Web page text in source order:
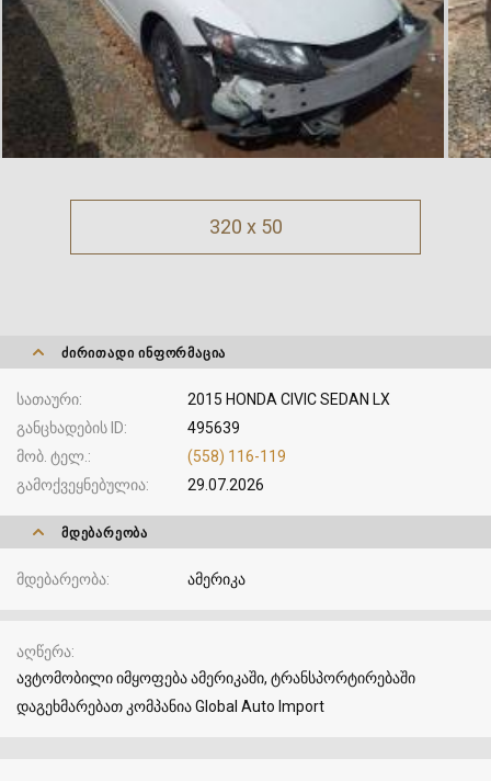
320 x 50
ᲫᲘᲠᲘᲗᲐᲓᲘ ᲘᲜᲤᲝᲠᲛᲐᲪᲘᲐ
სათაური
2015 HONDA CIVIC SEDAN LX
განცხადების ID
495639
მობ. ტელ.
(558) 116-119
გამოქვეყნებულია
29.07.2026
ᲛᲓᲔᲑᲐᲠᲔᲝᲑᲐ
მდებარეობა ამერიკა
აღწერა
ავტომობილი იმყოფება ამერიკაში, ტრანსპორტირებაში
დაგეხმარებათ კომპანია Global Auto Import